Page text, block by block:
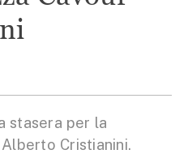
stasera per la
Cristianini.